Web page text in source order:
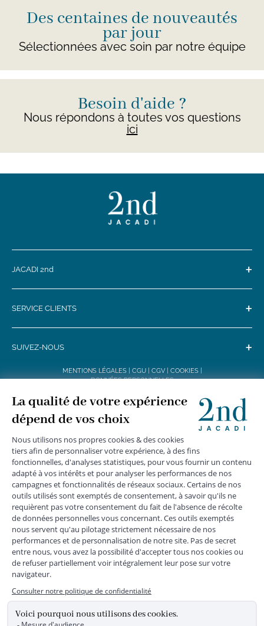
Des centaines de nouveautés
par jour
Sélectionnées avec soin par notre équipe
Besoin d'aide ?
Nous répondons à toutes vos questions
ici
JACADI 2nd +
SERVICE CLIENTS +
SUIVEZ-NOUS +
MENTIONS LÉGALES| CGU| CGV| COOKIES|
DONNÉES PERSONNELLES
*Livraison express gratuite en point relais dès 59 € et à domicile dès 150
€ vers la France Métropolitaine
Les données collectées par la société JACADI, responsable
du traitement, sont nécessaires à l'envoi de newsletters, à la
création de compte, pour le traitement, le suivi et la livraison
de votre commande, ainsi que pour le suivi de votre
adhésion au programme fidélité. Conformément au
Règlement Européen 2016/679 du 27 avril 2016 sur la
protection des données personnelles, vous bénéficiez d'un
droit d'accès, d'édiction des directives anticipées, de
rectification, d'opposition, d'effacement, de portabilité ou de
limitation aux traitements de données vous concernant.
Vous pouvez exercer vos droits en écrivant à JACADI –
Service Clients – 2/10 Rue Chaptal, 92300 LEVALLOIS-
Pour plus d'informations, vous pouvez consulter notre